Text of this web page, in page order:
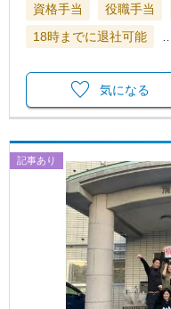
資格手当
役職手当
18時までに退社可能
気になる
記事あり